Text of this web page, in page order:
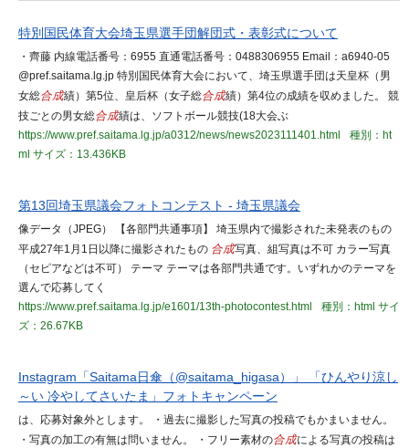
特別国民体育大会埼玉県選手団解団式・表彰式について
・齊藤 内線電話番号：6955 直通電話番号：0488306955 Email：a6940-05
@pref.saitama.lg.jp 特別国民体育大会において、埼玉県選手団は天皇杯（男
女総合成績）第5位、皇后杯（女子総合成績）第4位の成績を収めました。 競
技ごとの男女総合成績は、ソフトボール競技(18大会ぶ
https://www.pref.saitama.lg.jp/a0312/news/news2023111401.html
種別：ht
ml サイズ：13.436KB
第13回埼玉県議会フォトコンテスト - 埼玉県議会
像データ（JPEG） 【各部門共通事項】 埼玉県内で撮影された未発表のもの
平成27年1月1日以降に撮影されたもの 合成写真、組写真は不可 カラー写真
（セピアなどは不可） テーマ テーマは各部門共通です。いずれかのテーマを
選んで応募してく
https://www.pref.saitama.lg.jp/e1601/13th-photocontest.html
種別：html サイ
ズ：26.67KB
Instagram「Saitama日傘（@saitama_higasa）」 「ひんやり涼し
～い 冷やしてさいたま」フォトキャンペーン
は、応募対象外とします。 ・過去に撮影した写真の投稿でもかまいません。
・写真の加工の有無は問いません。 ・フリー素材の合成による写真の投稿は